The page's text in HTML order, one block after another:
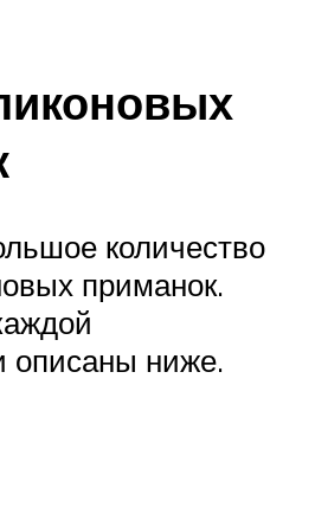
количество
приманок.
описаны ниже.